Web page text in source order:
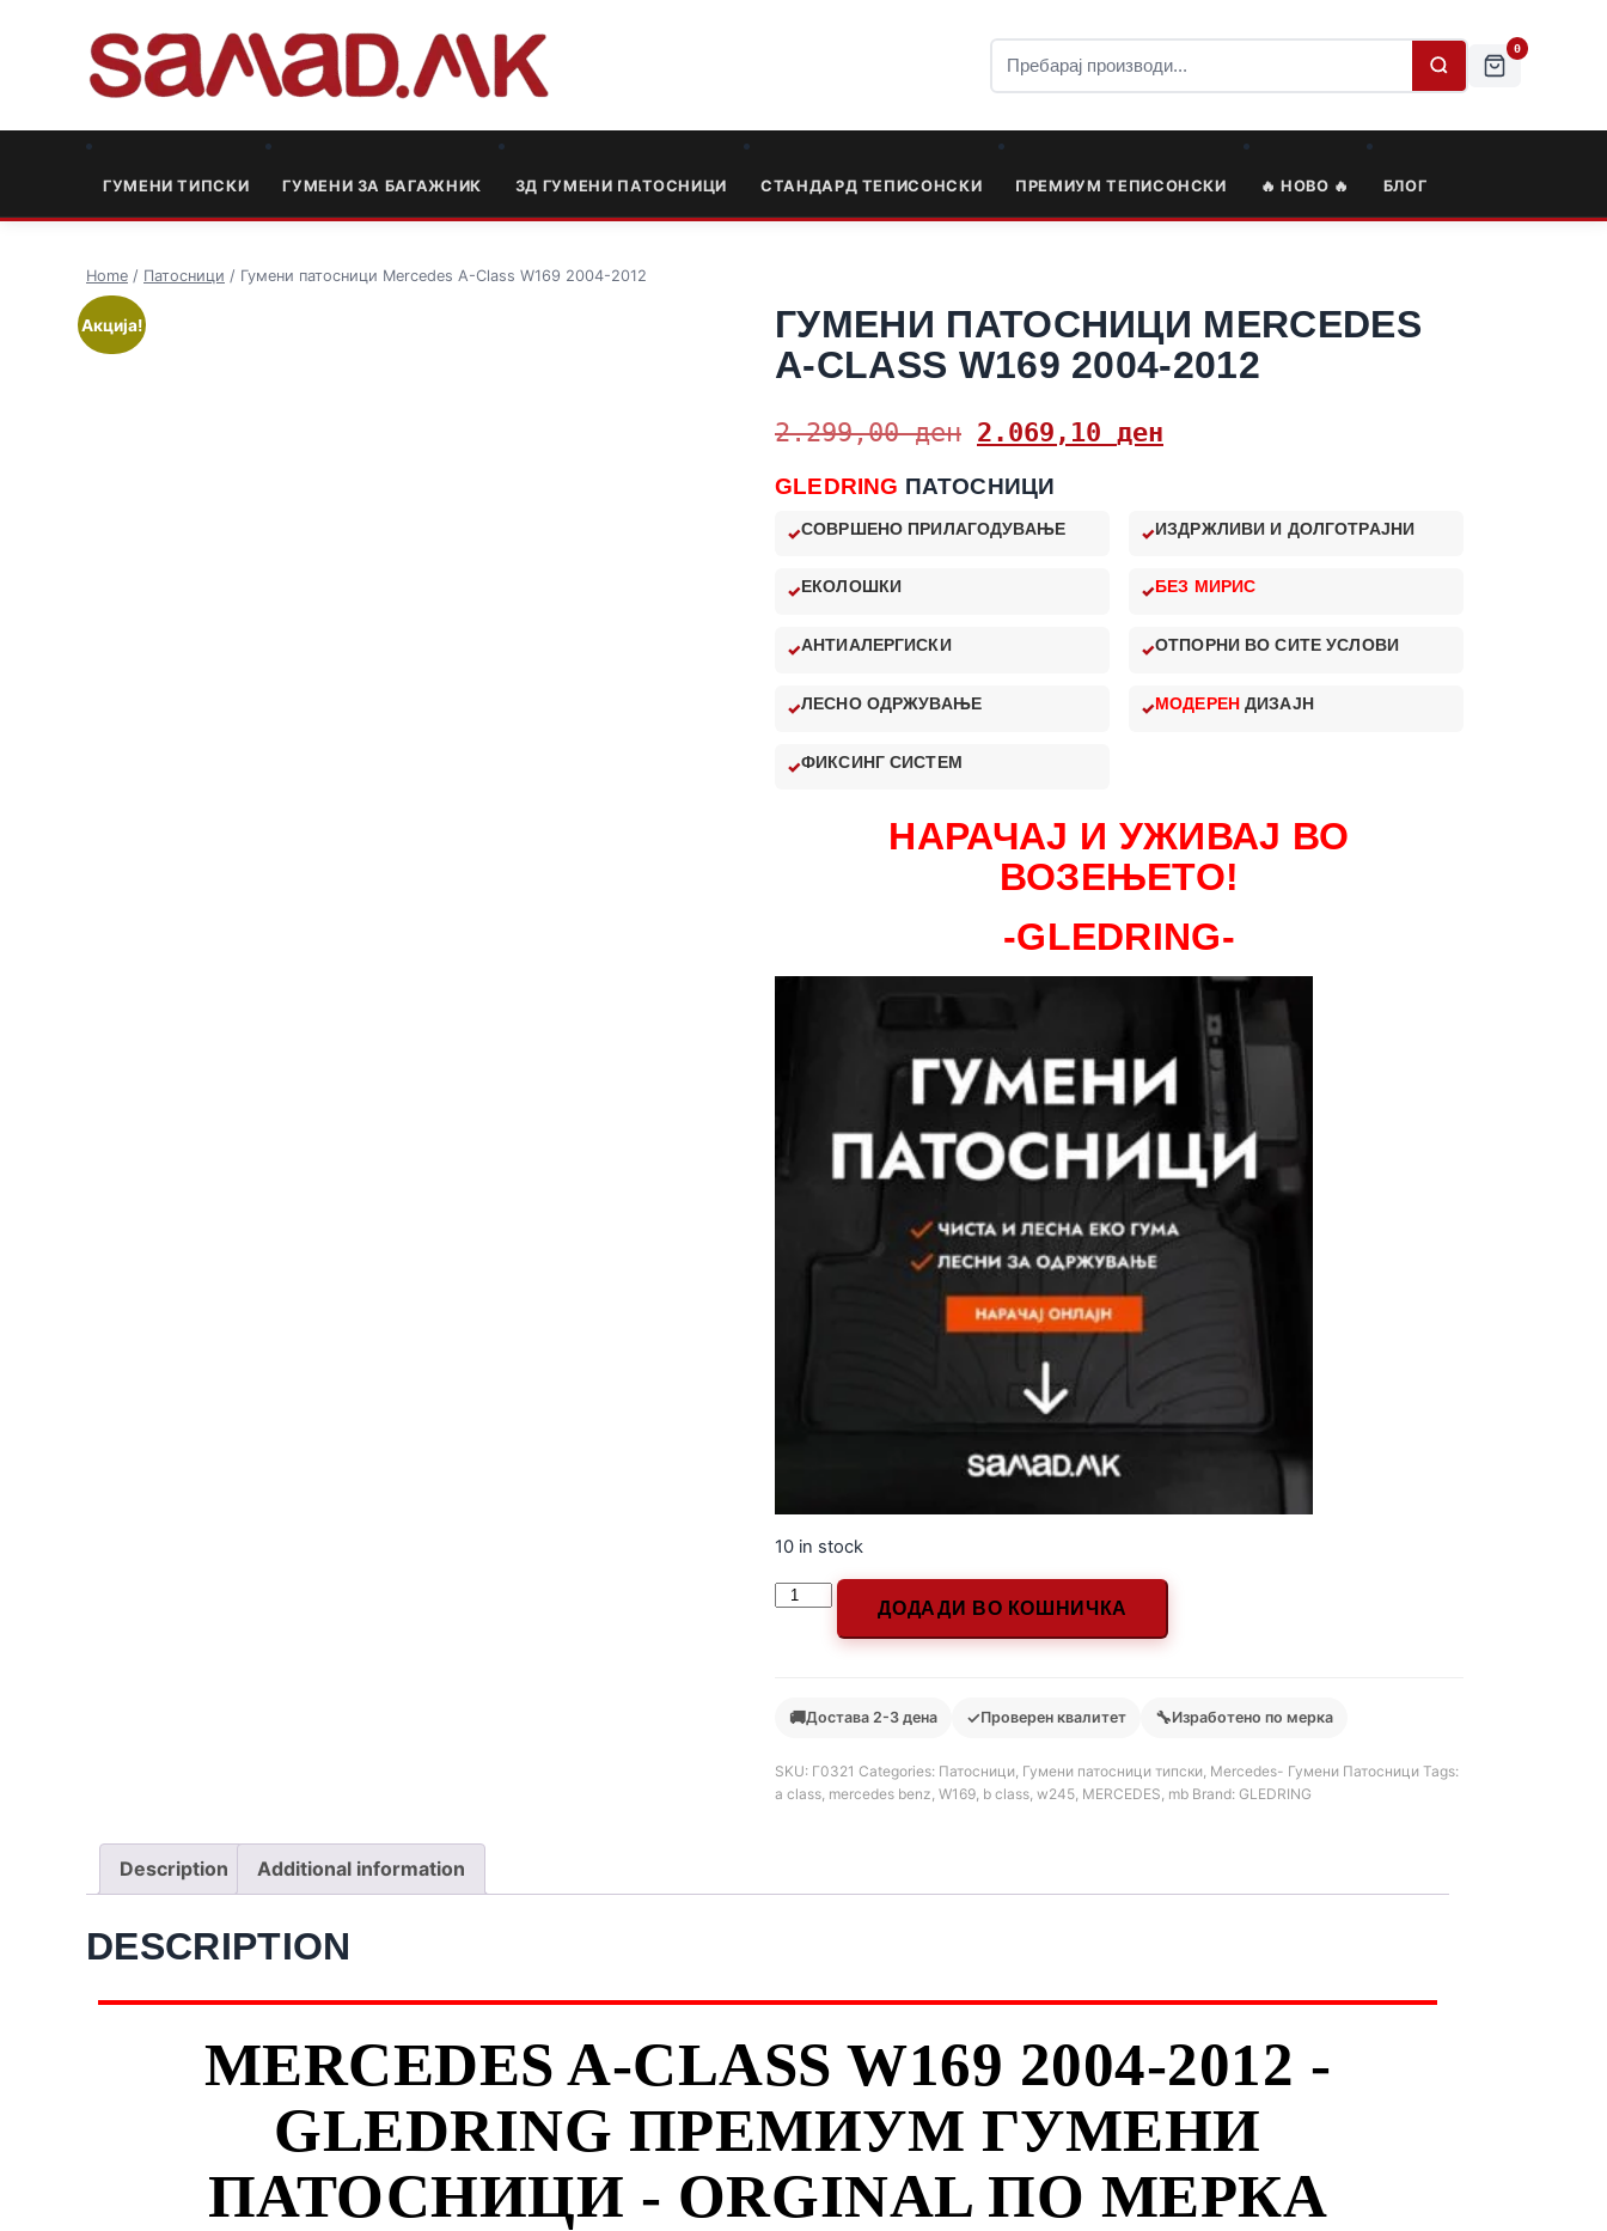
0
ГУМЕНИ ТИПСКИ ГУМЕНИ ЗА БАГАЖНИК 3Д ГУМЕНИ ПАТОСНИЦИ СТАНДАРД ТЕПИСОНСКИ ПРЕМИУМ ТЕПИСОНСКИ 🔥 НОВО 🔥 БЛОГ
Home / Патосници / Гумени патосници Mercedes A-Class W169 2004-2012
Акција!
ГУМЕНИ ПАТОСНИЦИ MERCEDES
A-CLASS W169 2004-2012
2.299,00ден 2.069,10 ден
GLEDRING ПАТОСНИЦИ
СОВРШЕНО ПРИЛАГОДУВАЊЕ ИЗДРЖЛИВИ И ДОЛГОТРАЈНИ
ЕКОЛОШКИ БЕЗ МИРИС
АНТИАЛЕРГИСКИ ОТПОРНИ ВО СИТЕ УСЛОВИ
ЛЕСНО ОДРЖУВАЊЕ МОДЕРЕН ДИЗАЈН
ФИКСИНГ СИСТЕМ
НАРАЧАЈ И УЖИВАЈ ВО
ВОЗЕЊЕТО!
-GLEDRING-
10 in stock
ДОДАДИ ВО КОШНИЧКА
🚚Достава 2-3 дена ✓Проверен квалитет 🔧Изработено по мерка
SKU: Г0321 Categories: Патосници, Гумени патосници типски, Mercedes- Гумени Патосници Tags:
a class, mercedes benz, W169, b class, w245, MERCEDES, mb Brand: GLEDRING
Description Additional information
DESCRIPTION
MERCEDES A-CLASS W169 2004-2012 -
GLEDRING ПРЕМИУМ ГУМЕНИ
ПАТОСНИЦИ - ORGINAL ПО МЕРКА